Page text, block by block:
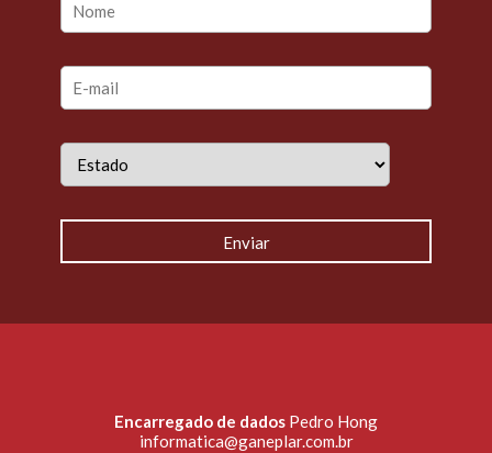
Encarregado de dados Pedro Hong
informatica@ganeplar.com.br